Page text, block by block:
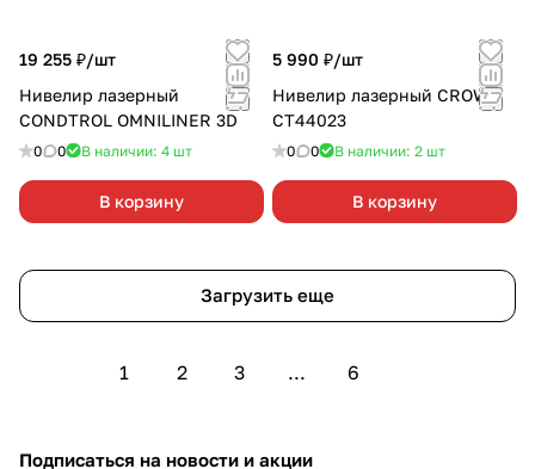
19 255 ₽/шт
Нивелир лазерный
CONDTROL OMNILINER 3D
0 0 В наличии: 4 шт
В корзину
5 990 ₽/шт
Нивелир лазерный CROWN
СТ44023
0 0 В наличии: 2 шт
В корзину
Загрузить еще
1 2 3 ... 6
Подписаться на новости и акции